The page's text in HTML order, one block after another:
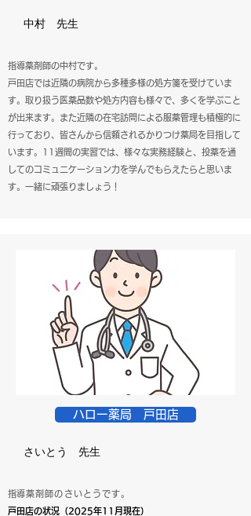
中村 先生
指導薬剤師の中村です。
戸田店では近隣の病院から多種多様の処方箋を受けていま
す。取り扱う医薬品数や処方内容も様々で、多くを学ぶこと
が出来ます。 また近隣の在宅訪問による服薬管理も積極的に
行っており、皆さんから信頼されるかりつけ薬局を目指して
います。
11週間の実習では、様々な実務経験と、投薬を通
してのコミュニケーション力を学んでもらえたらと思いま
す。 一緒に頑張りましょう！
ハロー薬局 戸田店
さいとう 先生
​指導薬剤師のさいとうです。
戸田店の状況（2025年11月現在）